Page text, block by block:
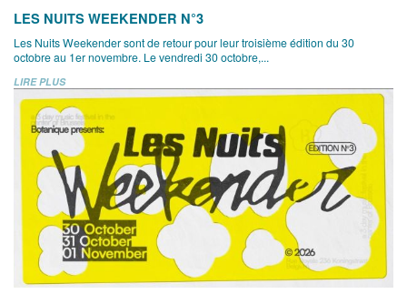
LES NUITS WEEKENDER N°3
Les Nuits Weekender sont de retour pour leur troisième édition du 30
octobre au 1er novembre. Le vendredi 30 octobre,...
LIRE PLUS